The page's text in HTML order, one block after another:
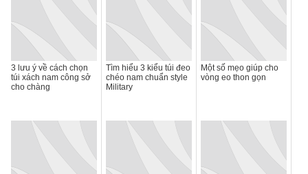
3 lưu ý về cách chọn
túi xách nam công sở
cho chàng
Tìm hiểu 3 kiểu túi đeo
chéo nam chuẩn style
Military
Một số mẹo giúp cho
vòng eo thon gọn